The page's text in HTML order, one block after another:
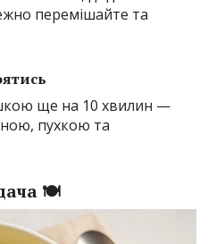
перемішайте та
ще на 10 хвилин —
пухкою та
🍽️